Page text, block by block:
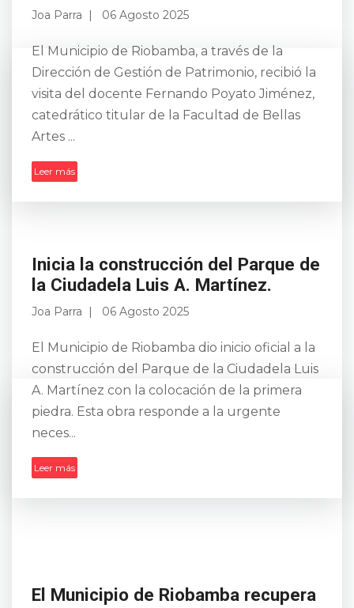
Joa Parra 06 Agosto 2025
El Municipio de Riobamba, a través de la
Dirección de Gestión de Patrimonio, recibió la
visita del docente Fernando Poyato Jiménez,
catedrático titular de la Facultad de Bellas
Artes ...
Leer más
Inicia la construcción del Parque de
la Ciudadela Luis A. Martínez.
Joa Parra 06 Agosto 2025
El Municipio de Riobamba dio inicio oficial a la
construcción del Parque de la Ciudadela Luis
A. Martínez con la colocación de la primera
piedra. Esta obra responde a la urgente
neces...
Leer más
El Municipio de Riobamba recupera